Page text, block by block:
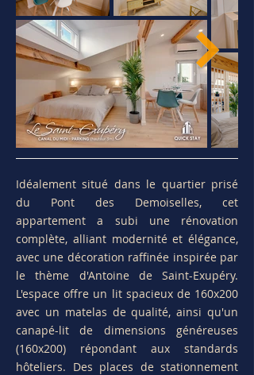
Idéalement situé dans le quartier prisé
du Pont des Demoiselles, cet
appartement a subi une rénovation
complète, alliant modernité et élégance,
avec une décoration raffinée inspirée par
le thème d'Antoine de Saint-Exupéry.
L'espace offre un lit spacieux de 160x200
avec un matelas de qualité, ainsi qu'un
canapé-lit de dimensions généreuses
(160x200) répondant aux standards
hôteliers. Des places de stationnement